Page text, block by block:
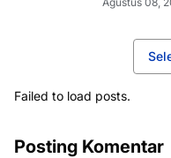
Failed to load posts.
Posting Komentar